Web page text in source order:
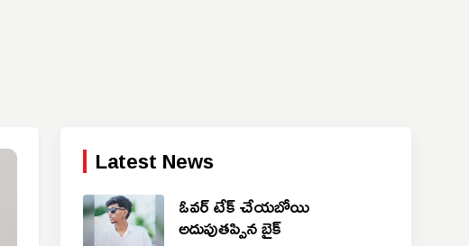
Latest News
ఓవర్ టేక్ చేయబోయి
అదుపుతప్పిన బైక్